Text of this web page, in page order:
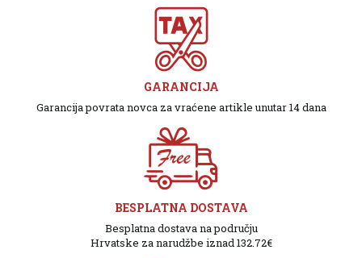
GARANCIJA
Garancija povrata novca za vraćene artikle unutar 14 dana
BESPLATNA DOSTAVA
Besplatna dostava na području
Hrvatske za narudžbe iznad 132.72€